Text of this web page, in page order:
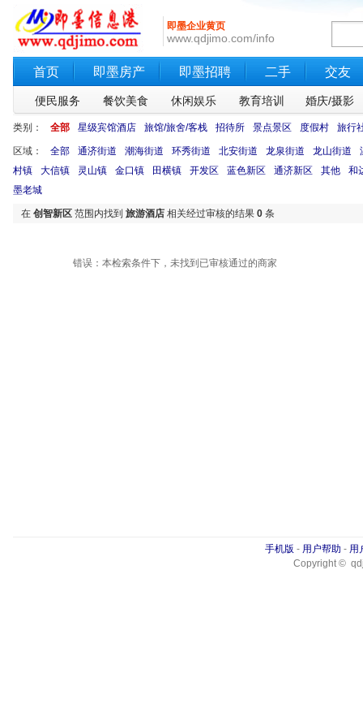
即墨企业黄页
www.qdjimo.com/info
首页 即墨房产 即墨招聘 二手 交友
便民服务 餐饮美食 休闲娱乐 教育培训 婚庆/摄影
类别： 全部 星级宾馆酒店 旅馆/旅舍/客栈 招待所 景点景区 度假村 旅行
区域： 全部 通济街道 潮海街道 环秀街道 北安街道 龙泉街道 龙山街道
村镇
大信镇 灵山镇 金口镇 田横镇 开发区 蓝色新区 通济新区 其他
和
墨老城
在 创智新区 范围内找到 旅游酒店 相关经过审核的结果 0 条
错误：本检索条件下，未找到已审核通过的商家
手机版 - 用户帮助 - 用
Copyright ©